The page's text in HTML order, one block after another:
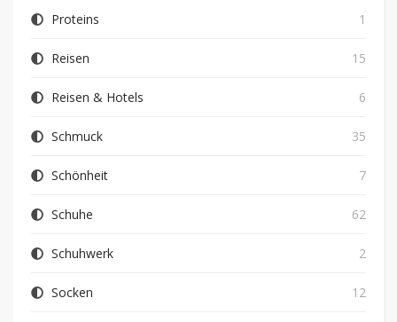
Proteins 1
Reisen 15
Reisen & Hotels 6
Schmuck 35
Schönheit 7
Schuhe 62
Schuhwerk 2
Socken 12